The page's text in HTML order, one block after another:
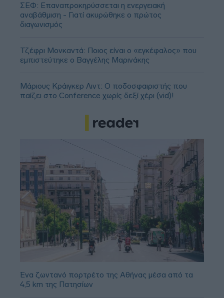
ΣΕΦ: Επαναπροκηρύσσεται η ενεργειακή
αναβάθμιση - Γιατί ακυρώθηκε ο πρώτος
διαγωνισμός
Τζέφρι Μονκαντά: Ποιος είναι ο «εγκέφαλος» που
εμπιστεύτηκε ο Βαγγέλης Μαρινάκης
Μάριους Κράιγκερ Λιντ: Ο ποδοσφαιριστής που
παίζει στο Conference χωρίς δεξί χέρι (vid)!
Ένα ζωντανό πορτρέτο της Αθήνας μέσα από τα
4,5 km της Πατησίων